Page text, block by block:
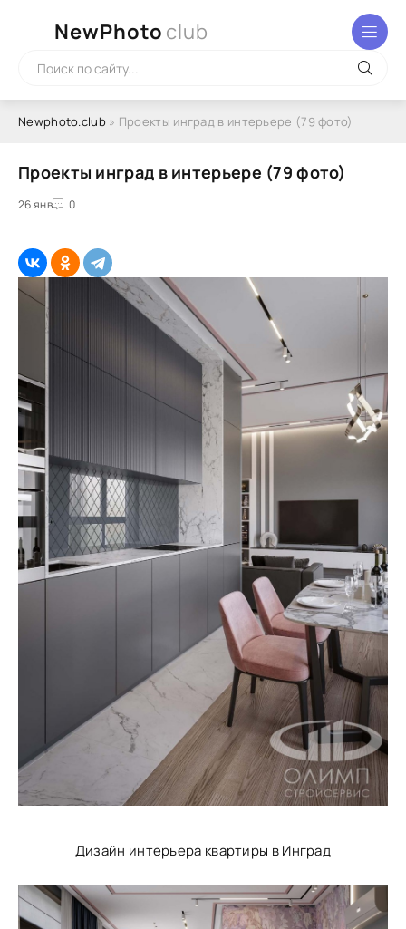
NewPhoto club
Newphoto.club» Проекты инград в интерьере (79 фото)
Проекты инград в интерьере (79 фото)
26 янв 0
Дизайн интерьера квартиры в Инград